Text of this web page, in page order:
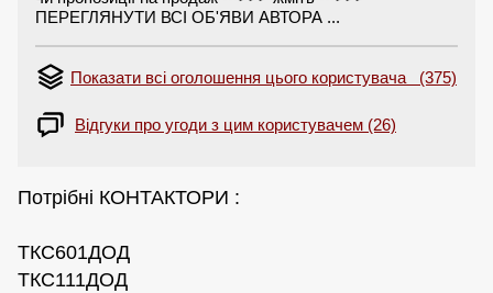
ПЕРЕГЛЯНУТИ ВСІ ОБ'ЯВИ АВТОРА ...
Показати всі оголошення цього користувача (375)
Відгуки про угоди з цим користувачем (26)
Потрібні КОНТАКТОРИ :
ТКС601ДОД
ТКС111ДОД